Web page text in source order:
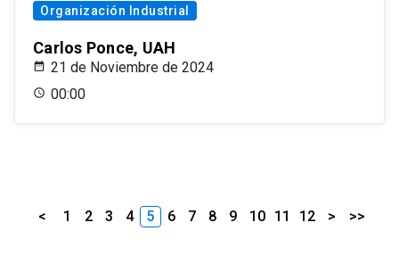
Organización Industrial
Carlos Ponce, UAH
21 de Noviembre de 2024
00:00
< 1 2 3 4 5 6 7 8 9 10 11 12 > >>